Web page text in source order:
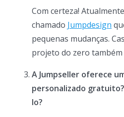
Com certeza!
chamado Jumpdesign
pequenas mudanças.
projeto do zero também
A Jumpseller oferece
personalizado
lo?